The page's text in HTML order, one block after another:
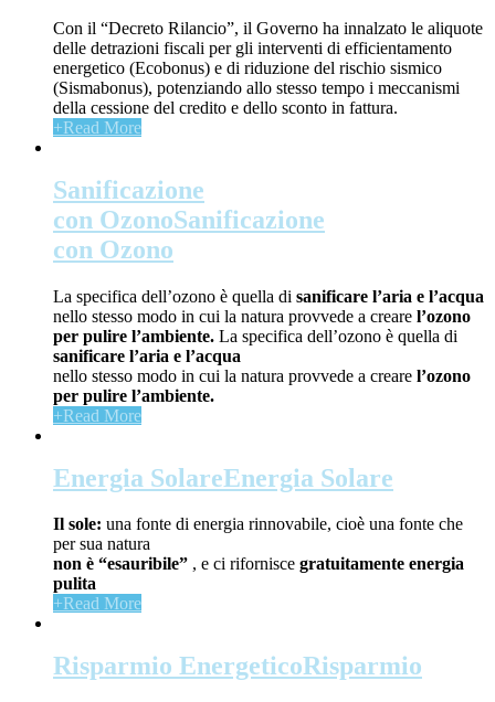
Con il “Decreto Rilancio”, il Governo ha innalzato le aliquote
delle detrazioni fiscali per gli interventi di efficientamento
energetico (Ecobonus) e di riduzione del rischio sismico
(Sismabonus), potenziando allo stesso tempo i meccanismi
della cessione del credito e dello sconto in fattura.
+Read More
Sanificazione
con OzonoSanificazione
con Ozono
La specifica dell’ozono è quella di sanificare l’aria e l’acqua
nello stesso modo in cui la natura provvede a creare l’ozono
per pulire l’ambiente. La specifica dell’ozono è quella di
sanificare l’aria e l’acqua
nello stesso modo in cui la natura provvede a creare l’ozono
per pulire l’ambiente.
+Read More
Energia SolareEnergia Solare
Il sole: una fonte di energia rinnovabile, cioè una fonte che
per sua natura
non è “esauribile” , e ci rifornisce gratuitamente energia
pulita
+Read More
Risparmio EnergeticoRisparmio